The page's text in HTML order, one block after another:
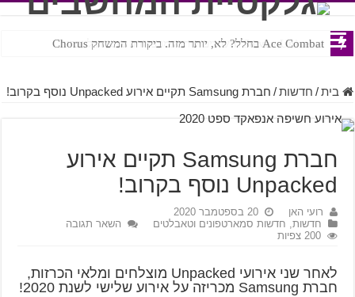
Ace Combat בחלל? לא, יותר מזה. ביקורת המשחק Chorus
Steven Universe והשירים שתורגמו בצורה נוראית לעברית
בית / חדשות / חברת Samsung תקיים אירוע Unpacked נוסף בקרוב!
חברת Samsung תקיים אירוע
Unpacked נוסף בקרוב!
רועי האן
20 בספטמבר 2020
חדשות, חדשות סמארטפונים וטאבלטים
השאר תגובה
200 צפיות
לאחר שני אירועי Unpacked מוצלחים ומלאי הכרזות,
חברת Samsung מכריזה על אירוע שלישי לשנת 2020!